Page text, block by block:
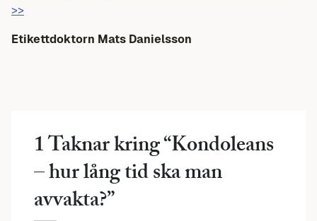
>>
Etikettdoktorn Mats Danielsson
1 Taknar kring “Kondoleans
– hur lång tid ska man
avvakta?”